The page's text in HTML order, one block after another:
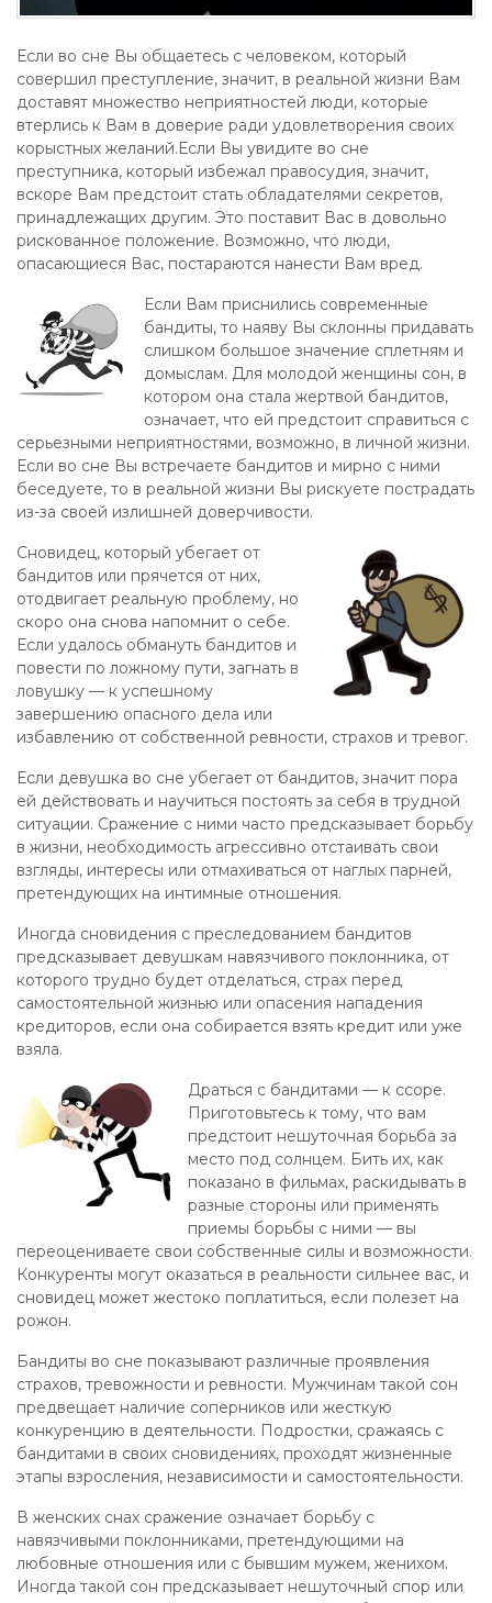
Если во сне Вы общаетесь с человеком, который
совершил преступление, значит, в реальной жизни Вам
доставят множество неприятностей люди, которые
втерлись к Вам в доверие ради удовлетворения своих
корыстных желаний.Если Вы увидите во сне
преступника, который избежал правосудия, значит,
вскоре Вам предстоит стать обладателями секретов,
принадлежащих другим. Это поставит Вас в довольно
рискованное положение. Возможно, что люди,
опасающиеся Вас, постараются нанести Вам вред.
Если Вам приснились современные
бандиты, то наяву Вы склонны придавать
слишком большое значение сплетням и
домыслам. Для молодой женщины сон, в
котором она стала жертвой бандитов,
означает, что ей предстоит справиться с
серьезными неприятностями, возможно, в личной жизни.
Если во сне Вы встречаете бандитов и мирно с ними
беседуете, то в реальной жизни Вы рискуете пострадать
из-за своей излишней доверчивости.
Сновидец, который убегает от
бандитов или прячется от них,
отодвигает реальную проблему, но
скоро она снова напомнит о себе.
Если удалось обмануть бандитов и
повести по ложному пути, загнать в
ловушку — к успешному
завершению опасного дела или
избавлению от собственной ревности, страхов и тревог.
Если девушка во сне убегает от бандитов, значит пора
ей действовать и научиться постоять за себя в трудной
ситуации. Сражение с ними часто предсказывает борьбу
в жизни, необходимость агрессивно отстаивать свои
взгляды, интересы или отмахиваться от наглых парней,
претендующих на интимные отношения.
Иногда сновидения с преследованием бандитов
предсказывает девушкам навязчивого поклонника, от
которого трудно будет отделаться, страх перед
самостоятельной жизнью или опасения нападения
кредиторов, если она собирается взять кредит или уже
взяла.
Драться с бандитами — к ссоре.
Приготовьтесь к тому, что вам
предстоит нешуточная борьба за
место под солнцем. Бить их, как
показано в фильмах, раскидывать в
разные стороны или применять
приемы борьбы с ними — вы
переоцениваете свои собственные силы и возможности.
Конкуренты могут оказаться в реальности сильнее вас, и
сновидец может жестоко поплатиться, если полезет на
рожон.
Бандиты во сне показывают различные проявления
страхов, тревожности и ревности. Мужчинам такой сон
предвещает наличие соперников или жесткую
конкуренцию в деятельности. Подростки, сражаясь с
бандитами в своих сновидениях, проходят жизненные
этапы взросления, независимости и самостоятельности.
В женских снах сражение означает борьбу с
навязчивыми поклонниками, претендующими на
любовные отношения или с бывшим мужем, женихом.
Иногда такой сон предсказывает нешуточный спор или